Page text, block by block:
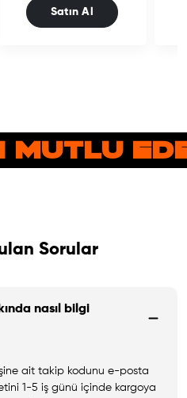
Satın Al
Sorular
nasıl bilgi
ait takip kodunu e-posta
1-5 iş günü içinde kargoya